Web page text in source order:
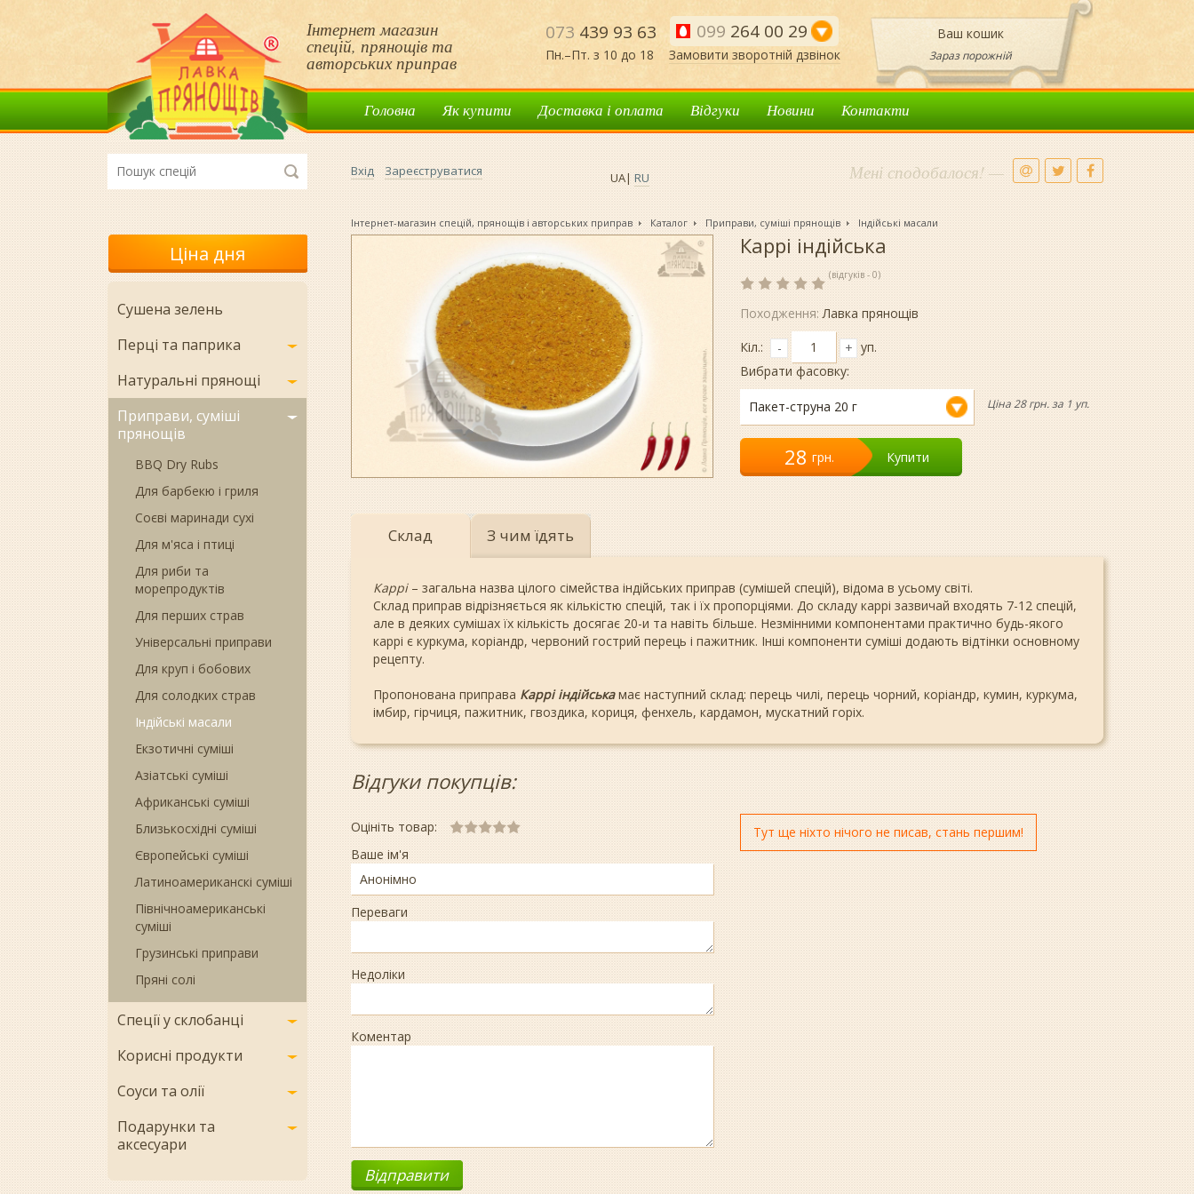
Інтернет магазин
спецій, прянощів та
авторських приправ
073 439 93 63 099 264 00 29
Пн.–Пт. з 10 до 18 Замовити зворотній дзвінок
Ваш кошик
Зараз порожній
Головна Як купити Доставка і оплата Відгуки Новини Контакти
Вхід Зареєструватися UA| RU Мені сподобалося! —
Інтернет-магазин спецій, прянощів і авторських приправ Каталог Приправи, суміші прянощів Індійські масали
Ціна дня
Сушена зелень
Перці та паприка
Натуральні прянощі
Приправи, суміші
прянощів
BBQ Dry Rubs
Для барбекю і гриля
Соєві маринади сухі
Для м'яса і птиці
Для риби та
морепродуктів
Для перших страв
Універсальні приправи
Для круп і бобових
Для солодких страв
Індійські масали
Екзотичні суміші
Азіатські суміші
Африканські суміші
Близькосхідні суміші
Європейські суміші
Латиноамериканскі суміші
Північноамериканські
суміші
Грузинські приправи
Пряні солі
Спеції у склобанці
Корисні продукти
Соуси та олії
Подарунки та
аксесуари
Каррі індійська
(відгуків - 0)
Походження:Лавка прянощів
Кіл.:
- + уп.
Вибрати фасовку:
Пакет-струна 20 г Ціна 28 грн. за 1 уп.
28 грн. Купити
Склад З чим їдять
Каррі– загальна назва цілого сімейства індійських приправ (сумішей спецій), відома в усьому світі.
Склад приправ відрізняється як кількістю спецій, так і їх пропорціями. До складу каррі зазвичай входять 7-12 спецій,
але в деяких сумішах їх кількість досягає 20-и та навіть більше. Незмінними компонентами практично будь-якого
каррі є куркума, коріандр, червоний гострий перець і пажитник. Інші компоненти суміші додають відтінки основному
рецепту.
Пропонована приправа Каррі індійськамає наступний склад: перець чилі, перець чорний, коріандр, кумин, куркума,
імбир, гірчиця, пажитник, гвоздика, кориця, фенхель, кардамон, мускатний горіх.
Відгуки покупців:
Оцініть товар:
Ваше ім'я
Переваги
Недоліки
Коментар
Тут ще ніхто нічого не писав, стань першим!